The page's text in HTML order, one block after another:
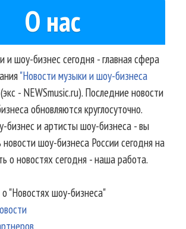
О нас
и шоу-бизнес сегодня - главная сфера
"Новости музыки и шоу-бизнеса
(экс - NEWSmusic.ru). Последние новости
обновляются круглосуточно.
бизнес и артисты шоу-бизнеса - вы
шоу-бизнеса России сегодня на
о новостях сегодня - наша работа.
о "Новостях шоу-бизнеса"